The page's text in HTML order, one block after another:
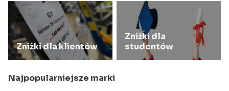
Zniżki dla klientów
Zniżki dla
studentów
Najpopularniejsze marki